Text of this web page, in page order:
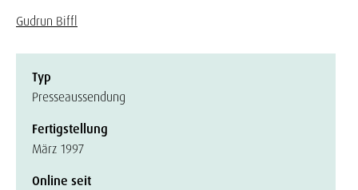
Gudrun Biffl
Typ
Presseaussendung
Fertigstellung
März 1997
Online seit